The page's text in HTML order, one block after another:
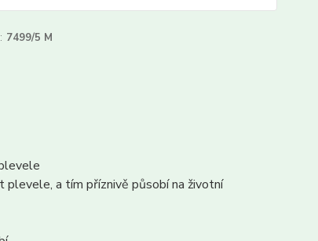
7499/5 M
plevele, a tím příznivě působí na životní